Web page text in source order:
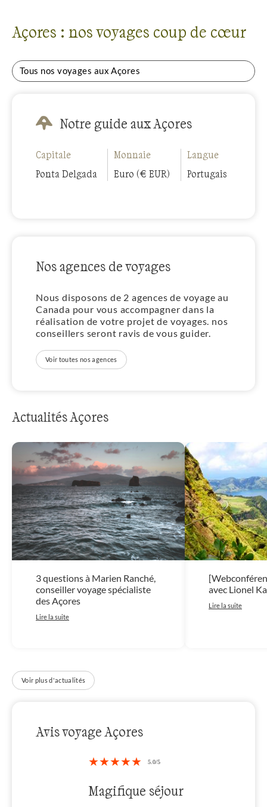
Açores : nos voyages coup de cœur
Tous nos voyages aux Açores
Notre guide aux Açores
Capitale
Ponta Delgada
Monnaie
Euro (€ EUR)
Langue
Portugais
Nos agences de voyages
Nous disposons de 2 agences de voyage au
Canada pour vous accompagner dans la
réalisation de votre projet de voyages. nos
conseillers seront ravis de vous guider.
Voir toutes nos agences
Actualités Açores
3 questions à Marien Ranché,
conseiller voyage spécialiste
des Açores
Lire la suite
avec Lionel
Lire la suite
Voir plus d'actualités
Avis voyage Açores
Magifique séjour